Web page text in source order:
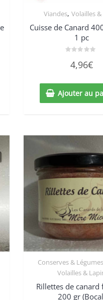
Viandes, Volailles
Cuisse de Canard
1 pc
sur
4,96€
Ajouter au
Conserves &
Volailles &
Rillettes de canard
200 gr